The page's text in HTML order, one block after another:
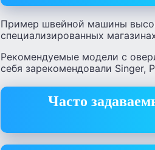
Пример швейной машины
специализированных
Рекомендуемые модели с
себя зарекомендовали Singer,
Часто